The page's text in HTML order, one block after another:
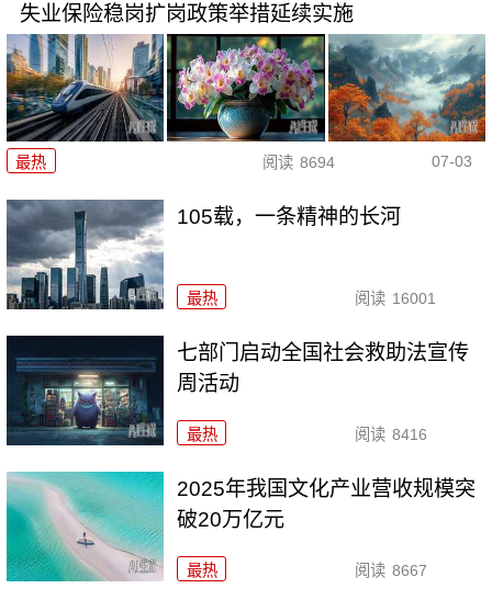
失业保险稳岗扩岗政策举措延续实施
最热 阅读 8694 07-03
105载，一条精神的长河
最热 阅读 16001
七部门启动全国社会救助法宣传
周活动
最热 阅读 8416
2025年我国文化产业营收规模突
破20万亿元
最热 阅读 8667